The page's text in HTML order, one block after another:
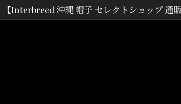
【Interbreed 沖縄 帽子 セレクトショップ 通